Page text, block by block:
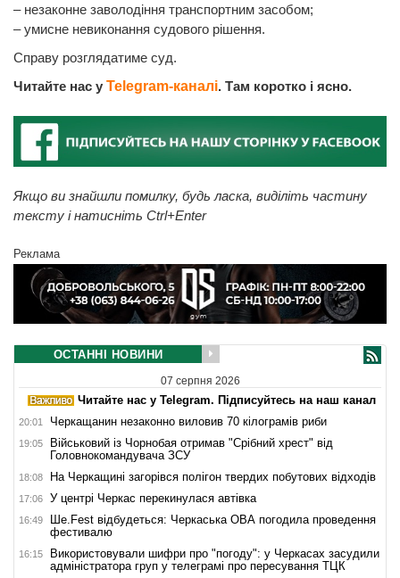
– незаконне заволодіння транспортним засобом;
– умисне невиконання судового рішення.
Справу розглядатиме суд.
Читайте нас у Telegram-каналі. Там коротко і ясно.
Якщо ви знайшли помилку, будь ласка, виділіть частину
тексту і натисніть Ctrl+Enter
Реклама
ОСТАННІ НОВИНИ
07 серпня 2026
Читайте нас у Telegram. Підписуйтесь на наш канал
20:01 Черкащанин незаконно виловив 70 кілограмів риби
19:05
Військовий із Чорнобая отримав "Срібний хрест" від
Головнокомандувача ЗСУ
18:08 На Черкащині загорівся полігон твердих побутових відходів
17:06 У центрі Черкас перекинулася автівка
16:49
Ше.Fest відбудеться: Черкаська ОВА погодила проведення
фестивалю
16:15
Використовували шифри про "погоду": у Черкасах засудили
адміністратора груп у телеграмі про пересування ТЦК